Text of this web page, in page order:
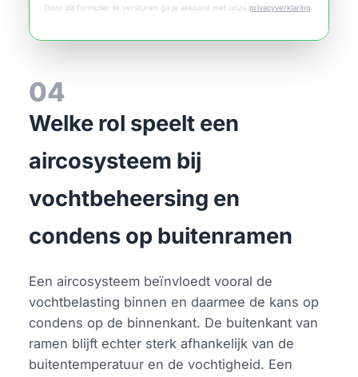
Door dit formulier te versturen ga je akkoord met onze privacyverklaring.
04
Welke rol speelt een
aircosysteem bij
vochtbeheersing en
condens op buitenramen
Een aircosysteem beïnvloedt vooral de
vochtbelasting binnen en daarmee de kans op
condens op de binnenkant. De buitenkant van
ramen blijft echter sterk afhankelijk van de
buitentemperatuur en de vochtigheid. Een